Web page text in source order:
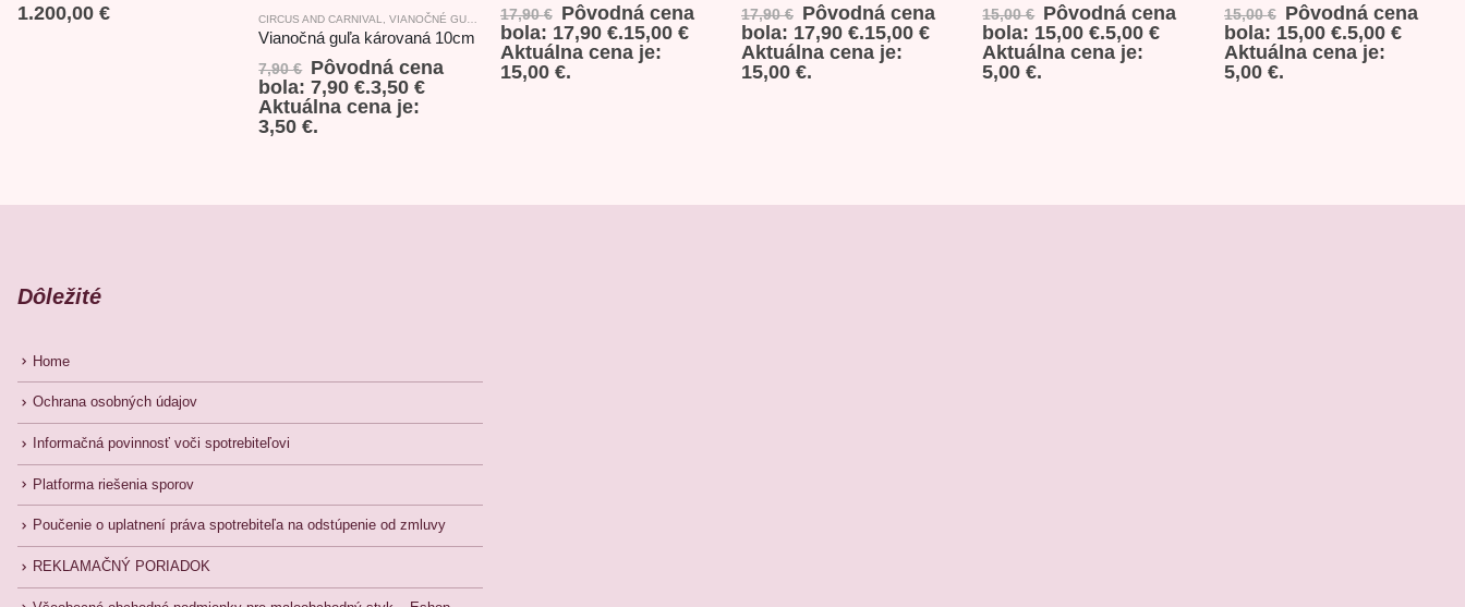
1.200,00 € CIRCUS AND CARNIVAL,VIANOČNÉ GULE VIANOČNÝ AKCIOVÝ TOVAR
Vianočná guľa károvaná 10cm
7,90€ Pôvodná cena
bola: 7,90 €.3,50€
Aktuálna cena je:
3,50 €.
17,90€ Pôvodná cena
bola: 17,90 €.15,00 €
Aktuálna cena je:
15,00 €.
17,90€ Pôvodná cena
bola: 17,90 €.15,00 €
Aktuálna cena je:
15,00 €.
15,00€ Pôvodná cena
bola: 15,00 €.5,00€
Aktuálna cena je:
5,00 €.
15,00€ Pôvodná cena
bola: 15,00 €.5,00 €
Aktuálna cena je:
5,00 €.
Dôležité
Home
Ochrana osobných údajov
Informačná povinnosť voči spotrebiteľovi
Platforma riešenia sporov
Poučenie o uplatnení práva spotrebiteľa na odstúpenie od zmluvy
REKLAMAČNÝ PORIADOK